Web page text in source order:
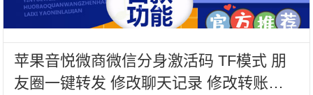
苹果音悦微商微信分身激活码 TF模式 朋
友圈一键转发 修改聊天记录 修改转账零